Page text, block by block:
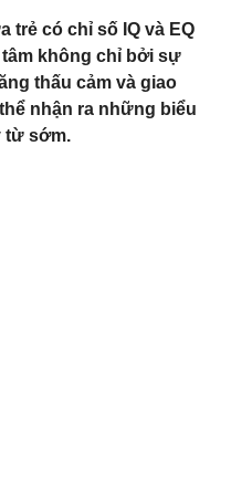
trẻ có chỉ số IQ và EQ
không chỉ bởi sự
thấu cảm và giao
nhận ra những biểu
từ sớm.